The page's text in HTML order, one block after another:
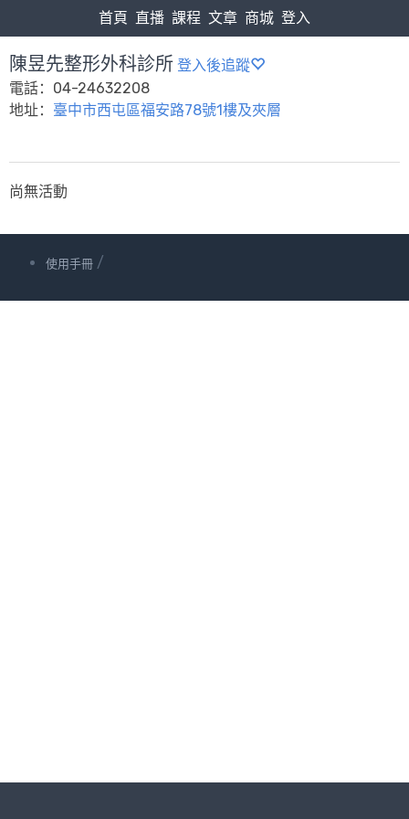
首頁 直播 課程 文章 商城 登入
陳昱先整形外科診所 登入後追蹤
電話：04-24632208
地址： 臺中市西屯區福安路78號1樓及夾層
尚無活動
使用手冊 /